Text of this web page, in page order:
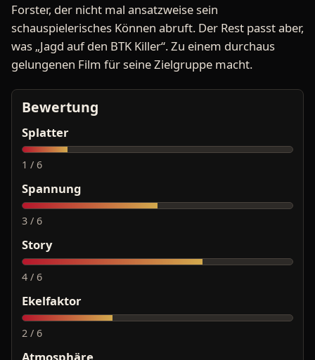
Forster, der nicht mal ansatzweise sein
schauspielerisches Können abruft. Der Rest passt aber,
was „Jagd auf den BTK Killer“. Zu einem durchaus
gelungenen Film für seine Zielgruppe macht.
Bewertung
Splatter
1 / 6
Spannung
3 / 6
Story
4 / 6
Ekelfaktor
2 / 6